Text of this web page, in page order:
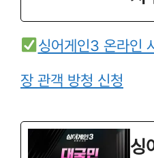
싱어게인3 온라인
장 관객 방청 신청
싱